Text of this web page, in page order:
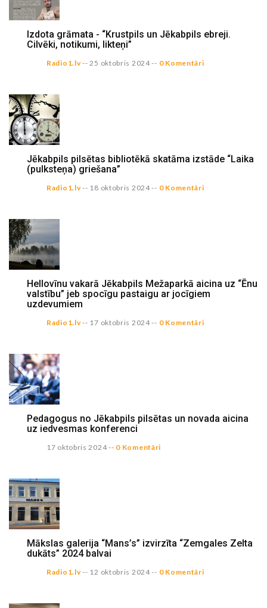
Izdota grāmata - “Krustpils un Jēkabpils ebreji.
Cilvēki, notikumi, likteņi”
Radio1.lv-- 25 oktobris 2024-- 0 Komentāri
Jēkabpils pilsētas bibliotēkā skatāma izstāde “Laika
(pulksteņa) griešana”
Radio1.lv-- 18 oktobris 2024-- 0 Komentāri
Hellovīnu vakarā Jēkabpils Mežaparkā aicina uz “Ēnu
valstību” jeb spocīgu pastaigu ar jocīgiem
uzdevumiem
Radio1.lv-- 17 oktobris 2024-- 0 Komentāri
Pedagogus no Jēkabpils pilsētas un novada aicina
uz iedvesmas konferenci
17 oktobris 2024-- 0 Komentāri
Mākslas galerija “Mans’s” izvirzīta “Zemgales Zelta
dukāts” 2024 balvai
Radio1.lv-- 12 oktobris 2024-- 0 Komentāri